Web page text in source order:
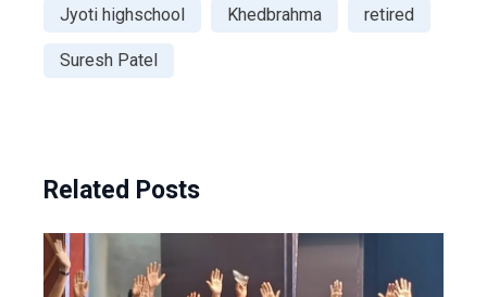
Jyoti highschool Khedbrahma retired
Suresh Patel
Related Posts